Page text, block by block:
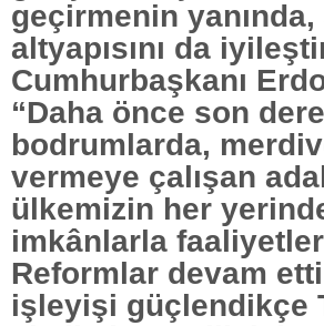
geçirmenin
altyapısını da
Cumhurbaşkanı
“Daha önce son
bodrumlarda,
vermeye çalışan
ülkemizin her
imkânlarla
Reformlar devam
işleyişi güçlendikçe